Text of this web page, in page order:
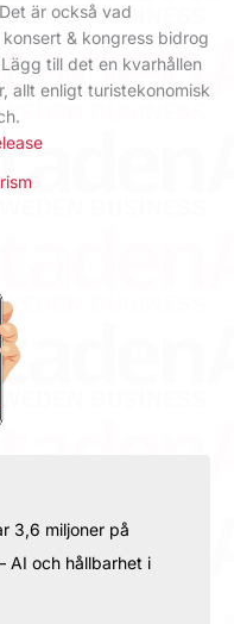
är också vad
& kongress bidrog
till det en kvarhållen
allt enligt turistekonomisk
3,6 miljoner på
AI och hållbarhet i